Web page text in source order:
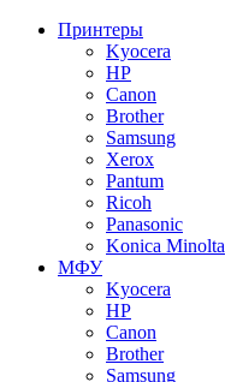
Принтеры
Kyocera
HP
Canon
Brother
Samsung
Xerox
Pantum
Ricoh
Panasonic
Konica Minolta
МФУ
Kyocera
HP
Canon
Brother
Samsung